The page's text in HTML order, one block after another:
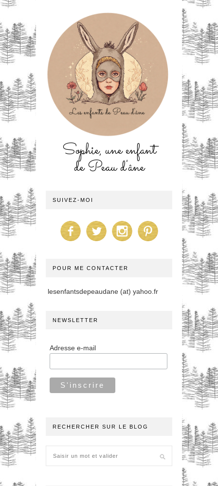
Sophie, une enfant
de Peau d'âne
SUIVEZ-MOI
POUR ME CONTACTER
lesenfantsdepeaudane (at) yahoo.fr
NEWSLETTER
Adresse e-mail
RECHERCHER SUR LE BLOG